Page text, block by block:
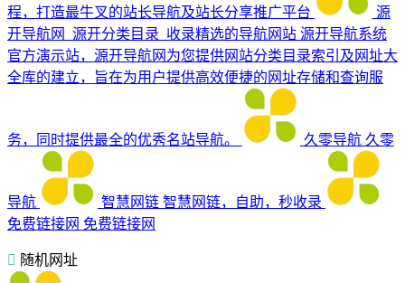
程，打造最牛叉的站长导航及站长分享推广平台
源
开导航网_源开分类目录_收录精选的导航网站 源开导航系统
官方演示站，源开导航网为您提供网站分类目录索引及网址大
全库的建立，旨在为用户提供高效便捷的网址存储和查询服
务，同时提供最全的优秀名站导航。 久零导航 久零
导航 智慧网链 智慧网链，自助，秒收录
免费链接网 免费链接网
随机网址